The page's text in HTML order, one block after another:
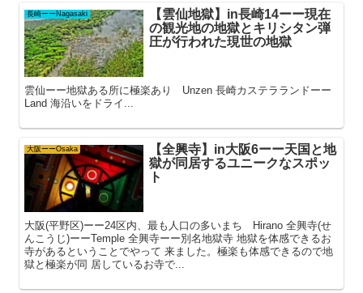
長崎ーーNagasaki
【雲仙地獄】in長崎14ーー現在
の観光地の地獄とキリシタン弾
圧が行われた現世の地獄
雲仙ーー地獄ある所に極楽あり Unzen 長崎カステラランドーー
Land 海沿いをドライ...
大阪ーーOsaka
【全興寺】in大阪6ーー天国と地
獄が同居するユニークなスポッ
ト
大阪(平野区)ーー24区内、最も人口の多いまち Hirano 全興寺(せ
んこうじ)ーーTemple 全興寺ーー別名地獄寺 地獄を体感できるお
寺があるということでやって 来ました。極楽も体感できるので地
獄と極楽が同 居しているお寺で...